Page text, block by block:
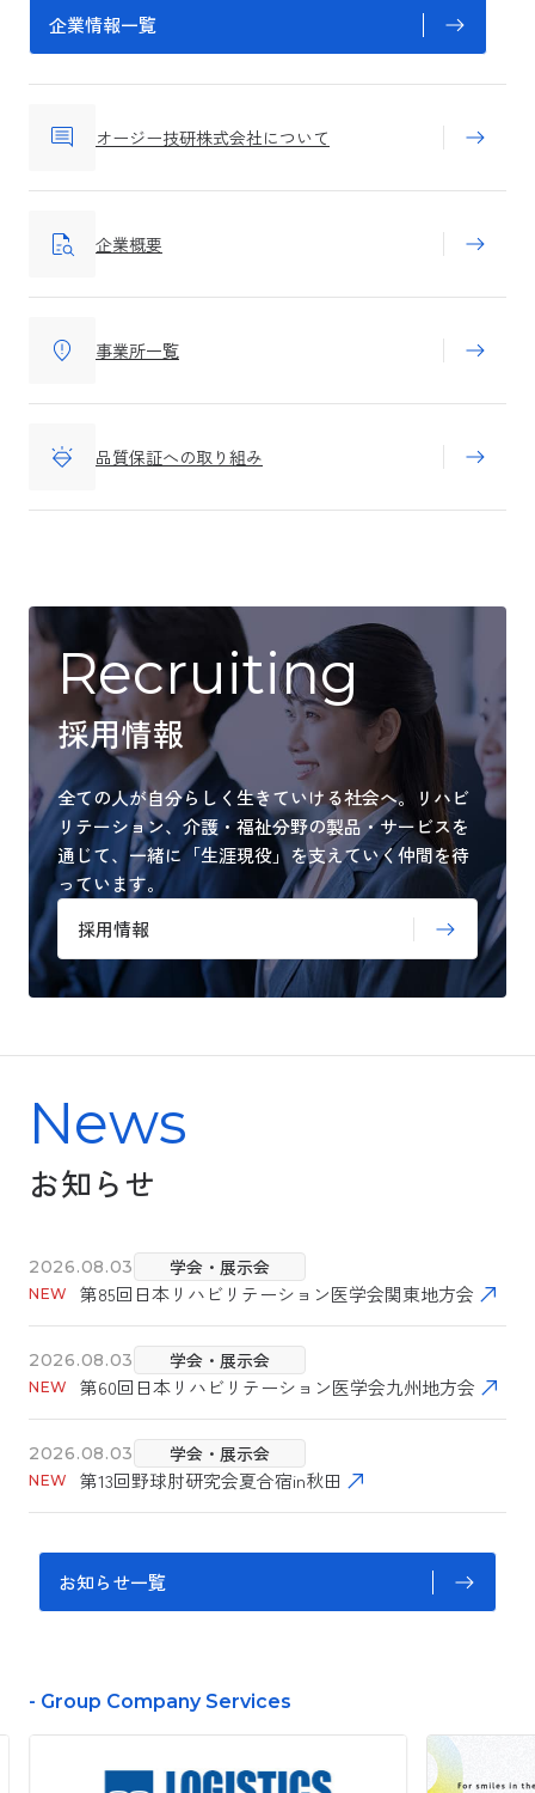
企業情報一覧
オージー技研株式会社について
企業概要
事業所一覧
品質保証への取り組み
Recruiting
採用情報
全ての人が自分らしく生きていける社会へ。
リハビ
リテーション、介護・福祉分野の製品・サービスを
通じて、一緒に「生涯現役」を支えていく仲間を待
っています。
採用情報
News
お知らせ
2026.08.03 学会・展示会
第85回日本リハビリテーション医学会関東地方会
2026.08.03 学会・展示会
第60回日本リハビリテーション医学会九州地方会
2026.08.03 学会・展示会
第13回野球肘研究会夏合宿in秋田
お知らせ一覧
- Group Company Services